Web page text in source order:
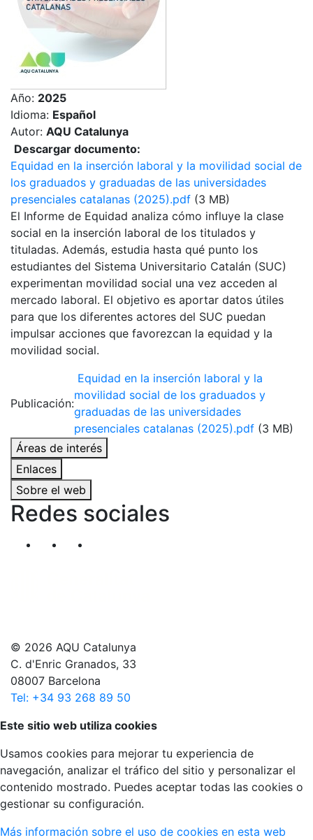
Año: 2025
Idioma: Español
Autor: AQU Catalunya
Descargar documento:
Equidad en la inserción laboral y la movilidad social de
los graduados y graduadas de las universidades
presenciales catalanas (2025).pdf (3 MB)
El Informe de Equidad analiza cómo influye la clase
social en la inserción laboral de los titulados y
tituladas. Además, estudia hasta qué punto los
estudiantes del Sistema Universitario Catalán (SUC)
experimentan movilidad social una vez acceden al
mercado laboral. El objetivo es aportar datos útiles
para que los diferentes actores del SUC puedan
impulsar acciones que favorezcan la equidad y la
movilidad social.
Publicación:
Equidad en la inserción laboral y la
movilidad social de los graduados y
graduadas de las universidades
presenciales catalanas (2025).pdf (3 MB)
Áreas de interés
Enlaces
Sobre el web
Redes sociales
Segueix-nos al nostre canal de Twitter
© 2026 AQU Catalunya
C. d'Enric Granados, 33
08007 Barcelona
Tel: +34 93 268 89 50
Volver arriba
Este sitio web utiliza cookies
Usamos cookies para mejorar tu experiencia de
navegación, analizar el tráfico del sitio y personalizar el
contenido mostrado. Puedes aceptar todas las cookies o
gestionar su configuración.
Más información sobre el uso de cookies en esta web